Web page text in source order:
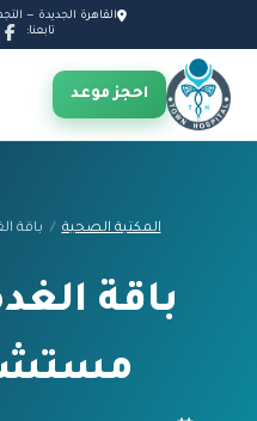
القاهرة الجديدة —
تابعنا:
احجز موعد
المكتبة الصحية / باقة
باقة